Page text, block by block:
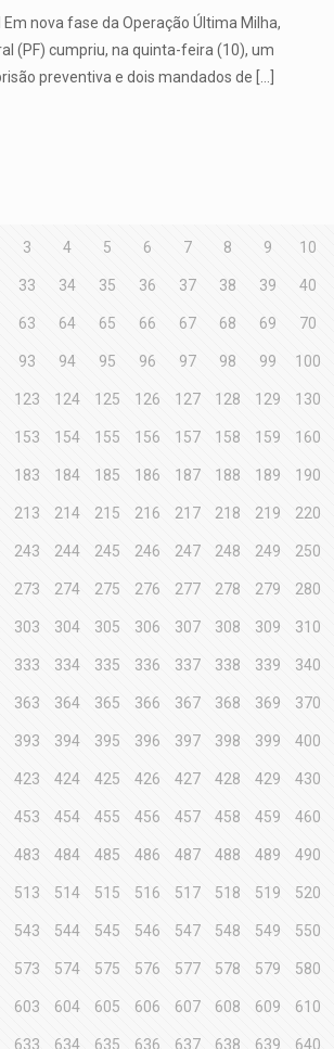
nova fase da Operação Última Milha,
(PF) cumpriu, na quinta-feira (10), um
preventiva e dois mandados de […]
3 4 5 6 7 8 9 10
33 34 35 36 37 38 39 40
63 64 65 66 67 68 69 70
93 94 95 96 97 98 99 100
123 124 125 126 127 128 129 130
153 154 155 156 157 158 159 160
183 184 185 186 187 188 189 190
213 214 215 216 217 218 219 220
243 244 245 246 247 248 249 250
273 274 275 276 277 278 279 280
303 304 305 306 307 308 309 310
333 334 335 336 337 338 339 340
363 364 365 366 367 368 369 370
393 394 395 396 397 398 399 400
423 424 425 426 427 428 429 430
453 454 455 456 457 458 459 460
483 484 485 486 487 488 489 490
513 514 515 516 517 518 519 520
543 544 545 546 547 548 549 550
573 574 575 576 577 578 579 580
603 604 605 606 607 608 609 610
633 634 635 636 637 638 639 640